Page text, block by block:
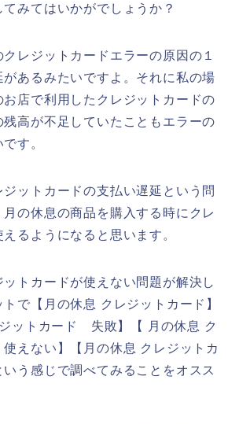
みてはいかがでしょうか？
レジットカードエラーの原因の１
あるみたいですよ。それに私の場
店で利用したクレジットカードの
高が不足していたこともエラーの
す。
ットカードの支払い遅延という問
の休息の商品を購入する時にクレ
るようになると思います。
トカードが使えない問題が解決し
で【月の休息 クレジットカード】
ジットカード 失敗】【 月の休息 ク
えない】【月の休息 クレジットカ
う感じで調べてみることをオスス